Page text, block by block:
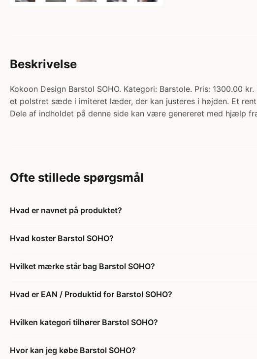
Beskrivelse
Kokoon Design Barstol SOHO. Kategori: Barstole. Pris: 1300.00
et polstret sæde i imiteret læder, der kan justeres i højden. Et
Dele af indholdet på denne side kan være genereret med hjælp
Ofte stillede spørgsmål
Hvad er navnet på produktet?
Hvad koster Barstol SOHO?
Hvilket mærke står bag Barstol SOHO?
Hvad er EAN / Produktid for Barstol SOHO?
Hvilken kategori tilhører Barstol SOHO?
Hvor kan jeg købe Barstol SOHO?